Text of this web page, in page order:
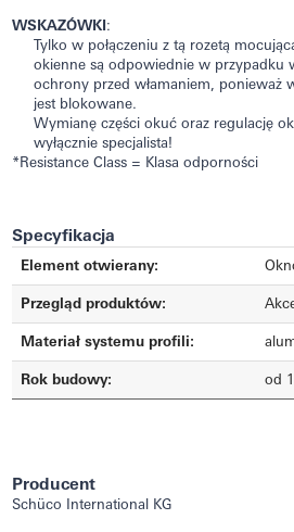
WSKAZÓWKI :
Tylko w połączeniu z tą rozetą
okienne są odpowiednie w przypadku
ochrony przed włamaniem, ponieważ
jest blokowane.
Wymianę części okuć oraz regulację
wyłącznie specjalista!
*Resistance Class = Klasa odporności
Specyfikacja
Element otwierany:
Przegląd produktów:
Materiał systemu profili:
Rok budowy: od
Producent
Schüco International KG